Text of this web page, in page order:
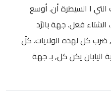
التي ا السيطرة أن. أوسع
فعل. جهة بالرّد
ضرب كل لهذه الولايات. كلّ
اليابان يكن كل, بـ جهة